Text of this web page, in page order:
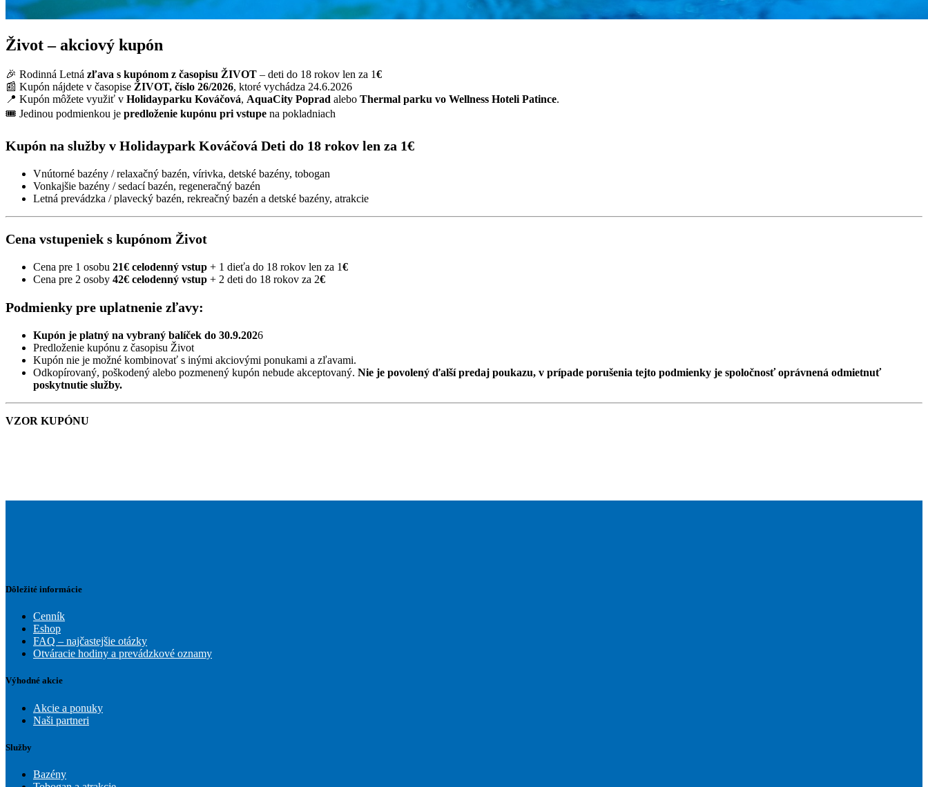
Život – akciový kupón
🎉 Rodinná Letná zľava s kupónom z časopisu ŽIVOT – deti do 18 rokov len za 1€
📰 Kupón nájdete v časopise ŽIVOT, číslo 26/2026, ktoré vychádza 24.6.2026
📍 Kupón môžete využiť v Holidayparku Kováčová, AquaCity Poprad alebo Thermal parku vo Wellness Hoteli Patince.
🎟 Jedinou podmienkou je predloženie kupónu pri vstupe na pokladniach
Kupón na služby v Holidaypark Kováčová Deti do 18 rokov len za 1€
Vnútorné bazény / relaxačný bazén, vírivka, detské bazény, tobogan
Vonkajšie bazény / sedací bazén, regeneračný bazén
Letná prevádzka / plavecký bazén, rekreačný bazén a detské bazény, atrakcie
Cena vstupeniek s kupónom Život
Cena pre 1 osobu 21€ celodenný vstup + 1 dieťa do 18 rokov len za 1€
Cena pre 2 osoby 42€ celodenný vstup + 2 deti do 18 rokov za 2€
Podmienky pre uplatnenie zľavy:
Kupón je platný na vybraný balíček do 30.9.2026
Predloženie kupónu z časopisu Život
Kupón nie je možné kombinovať s inými akciovými ponukami a zľavami.
Odkopírovaný, poškodený alebo pozmenený kupón nebude akceptovaný. Nie je povolený ďalší predaj poukazu, v prípade porušenia tejto podmienky je spoločnosť oprávnená odmietnuť
poskytnutie služby.
VZOR KUPÓNU
Dôležité informácie
Cenník
Eshop
FAQ – najčastejšie otázky
Otváracie hodiny a prevádzkové oznamy
Výhodné akcie
Akcie a ponuky
Naši partneri
Služby
Bazény